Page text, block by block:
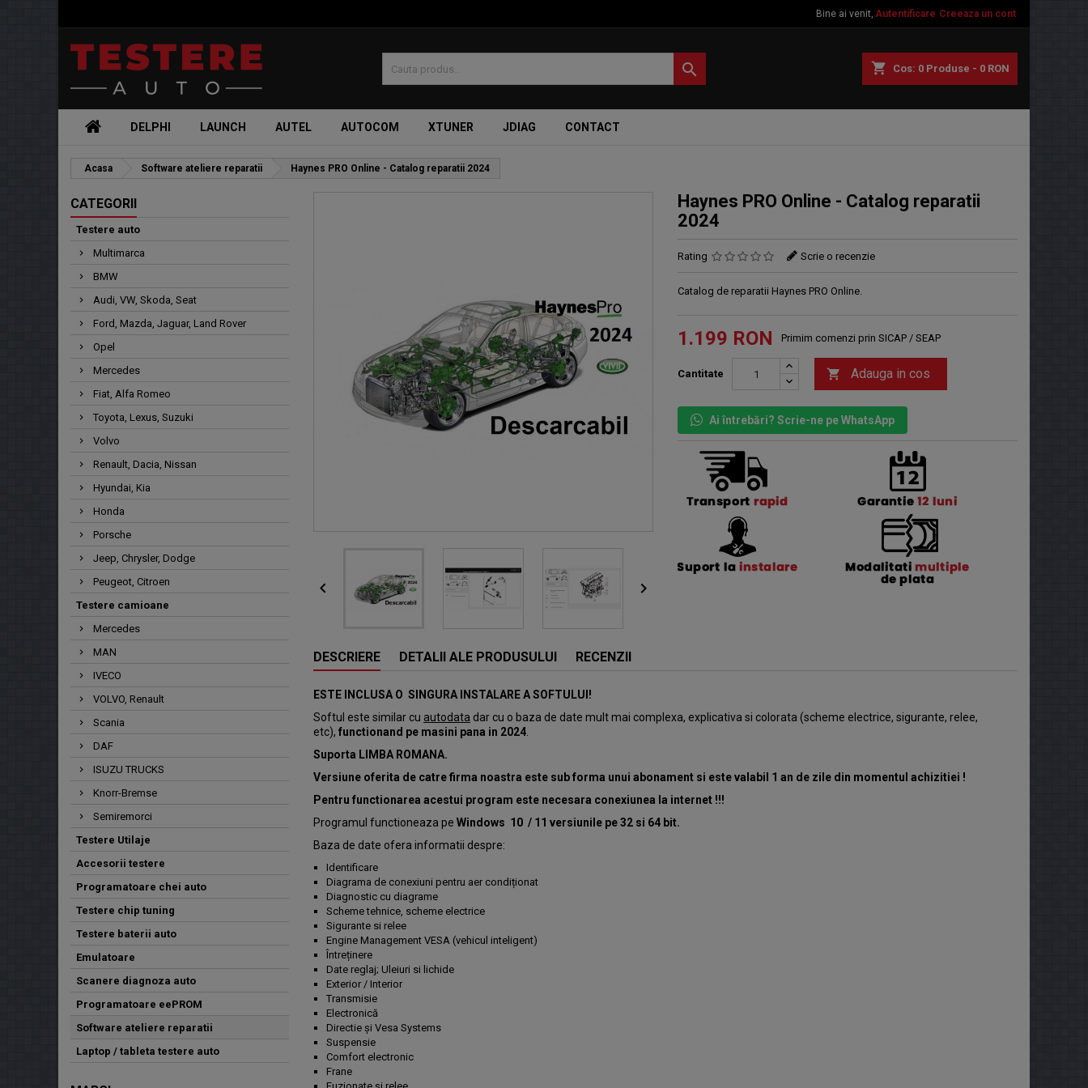
Bine ai venit, Autentificare Creeaza un cont
shopping_cart Cos: 0 Produse - 0 RON

DELPHI LAUNCH AUTEL AUTOCOM XTUNER JDIAG CONTACT
Acasa Software ateliere reparatii Haynes PRO Online - Catalog reparatii 2024
CATEGORII
Testere auto
Multimarca
BMW
Audi, VW, Skoda, Seat
Ford, Mazda, Jaguar, Land Rover
Opel
Mercedes
Fiat, Alfa Romeo
Toyota, Lexus, Suzuki
Volvo
Renault, Dacia, Nissan
Hyundai, Kia
Honda
Porsche
Jeep, Chrysler, Dodge
Peugeot, Citroen
Testere camioane
Mercedes
MAN
IVECO
VOLVO, Renault
Scania
DAF
ISUZU TRUCKS
Knorr-Bremse
Semiremorci
Testere Utilaje
Accesorii testere
Programatoare chei auto
Testere chip tuning
Testere baterii auto
Emulatoare
Scanere diagnoza auto
Programatoare eePROM
Software ateliere reparatii
Laptop / tableta testere auto
 
Haynes PRO Online - Catalog reparatii
2024
Rating Scrie o recenzie
Catalog de reparatii Haynes PRO Online.
1.199 RON Primim comenzi prin SICAP / SEAP
Cantitate  Adauga in cos
Ai întrebări? Scrie-ne pe WhatsApp
DESCRIERE DETALII ALE PRODUSULUI RECENZII
ESTE INCLUSA O SINGURA INSTALARE A SOFTULUI!
Softul este similar cu autodata dar cu o baza de date mult mai complexa, explicativa si colorata (scheme electrice, sigurante, relee,
etc), functionand pe masini pana in 2024
Suporta LIMBA ROMANA.
Versiune oferita de catre firma noastra este sub forma unui abonament si este valabil 1 an de zile din momentul achizitiei !
Pentru functionarea acestui program este necesara conexiunea la internet !!!
Programul functioneaza pe Windows 10 / 11 versiunile pe 32 si 64 bit.
Baza de date ofera informatii despre:
Identificare
Diagrama de conexiuni pentru aer condiționat
Diagnostic cu diagrame
Scheme tehnice, scheme electrice
Sigurante si relee
Engine Management VESA (vehicul inteligent)
Întreținere
Date reglaj; Uleiuri si lichide
Exterior / Interior
Transmisie
Electronică
Directie și Vesa Systems
Suspensie
Comfort electronic
Frane